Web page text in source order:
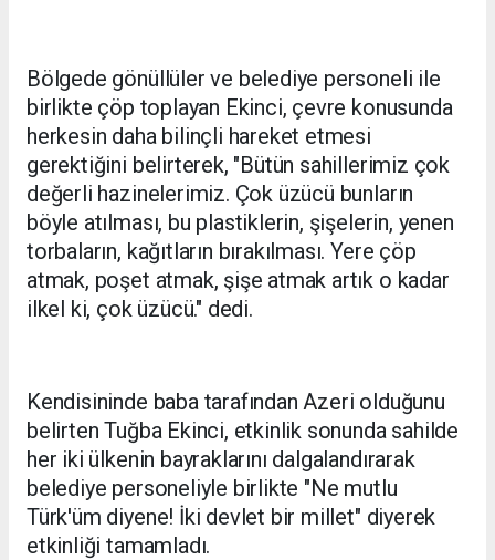
Bölgede gönüllüler ve belediye personeli ile
birlikte çöp toplayan Ekinci, çevre konusunda
herkesin daha bilinçli hareket etmesi
gerektiğini belirterek, "Bütün sahillerimiz çok
değerli hazinelerimiz. Çok üzücü bunların
böyle atılması, bu plastiklerin, şişelerin, yenen
torbaların, kağıtların bırakılması. Yere çöp
atmak, poşet atmak, şişe atmak artık o kadar
ilkel ki, çok üzücü." dedi.
Kendisininde baba tarafından Azeri olduğunu
belirten Tuğba Ekinci, etkinlik sonunda sahilde
her iki ülkenin bayraklarını dalgalandırarak
belediye personeliyle birlikte "Ne mutlu
Türk'üm diyene! İki devlet bir millet" diyerek
etkinliği tamamladı.